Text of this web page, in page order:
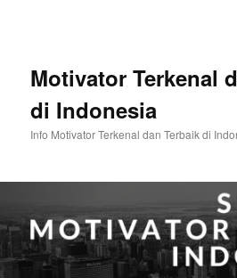
Motivator Terkenal
di Indonesia
Info Motivator Terkenal dan Terbaik di